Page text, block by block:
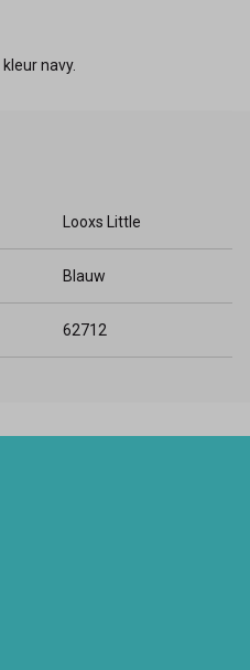
navy.
Looxs Little
Blauw
62712